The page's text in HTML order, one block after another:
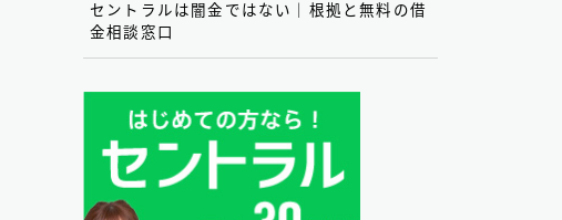
セントラルは闇金ではない｜根拠と無料の借
金相談窓口